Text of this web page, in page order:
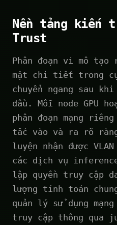
Nền tảng kiến
Trust
Phân đoạn vi mô
mật chi tiết trong
chuyển ngang sau
đầu. Mỗi node GPU
phân đoạn mạng
tắc vào và ra rõ
luyện nhận được
các dịch vụ
lập quyền truy cập
lượng tính toán
quản lý sử dụng
truy cập thông qua